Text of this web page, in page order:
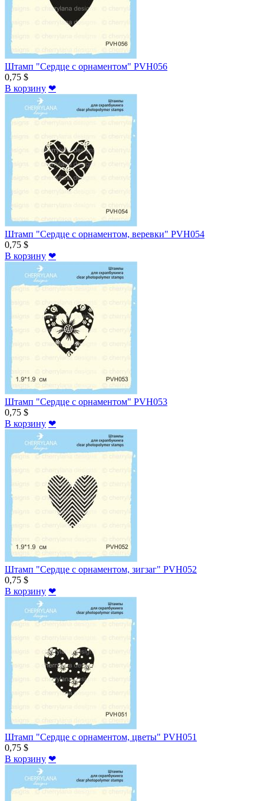
Штамп "Сердце с орнаментом" PVH056
0,75 $
В корзину ❤
Штамп "Сердце с орнаментом, веревки" PVH054
0,75 $
В корзину ❤
Штамп "Сердце с орнаментом" PVH053
0,75 $
В корзину ❤
Штамп "Сердце с орнаментом, зигзаг" PVH052
0,75 $
В корзину ❤
Штамп "Сердце с орнаментом, цветы" PVH051
0,75 $
В корзину ❤